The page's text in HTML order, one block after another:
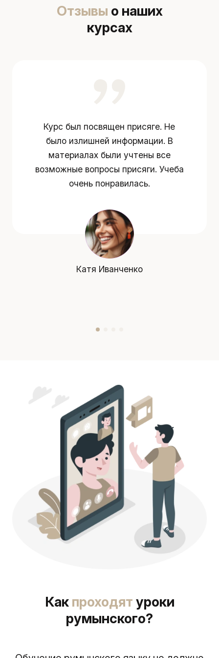
Отзывы о наших
курсах
Курс был посвящен присяге. Не
было излишней информации. В
материалах были учтены все
возможные вопросы присяги. Учеба
очень понравилась.
Катя Иванченко
Как проходят уроки
румынского?